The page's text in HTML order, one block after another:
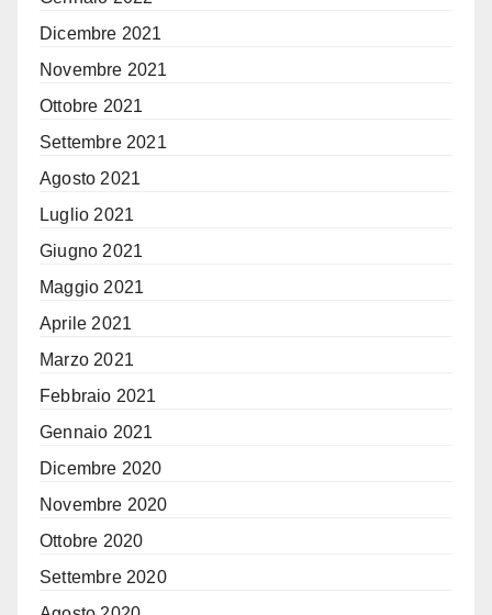
Dicembre 2021
Novembre 2021
Ottobre 2021
Settembre 2021
Agosto 2021
Luglio 2021
Giugno 2021
Maggio 2021
Aprile 2021
Marzo 2021
Febbraio 2021
Gennaio 2021
Dicembre 2020
Novembre 2020
Ottobre 2020
Settembre 2020